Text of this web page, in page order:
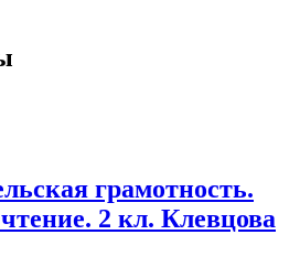
грамотность.
2 кл. Клевцова